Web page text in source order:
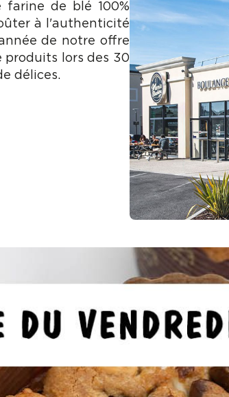
farine de blé 100%
à l'authenticité
de notre offre
produits lors des 30
délices.